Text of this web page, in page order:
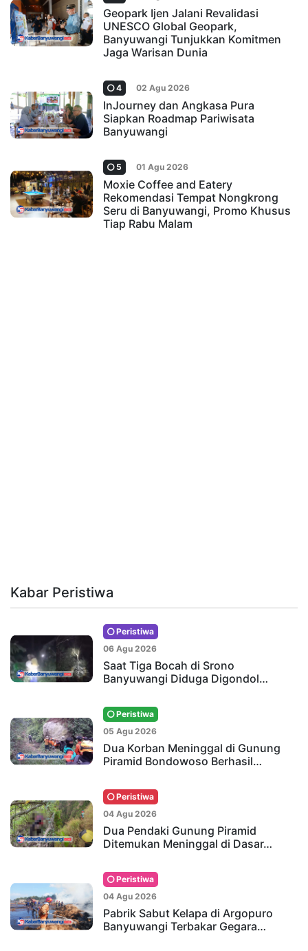
Geopark Ijen Jalani Revalidasi
UNESCO Global Geopark,
Banyuwangi Tunjukkan Komitmen
Jaga Warisan Dunia
4 02 Agu 2026
InJourney dan Angkasa Pura
Siapkan Roadmap Pariwisata
Banyuwangi
5 01 Agu 2026
Moxie Coffee and Eatery
Rekomendasi Tempat Nongkrong
Seru di Banyuwangi, Promo Khusus
Tiap Rabu Malam
Kabar Peristiwa
Peristiwa
06 Agu 2026
Saat Tiga Bocah di Srono
Banyuwangi Diduga Digondol…
Peristiwa
05 Agu 2026
Dua Korban Meninggal di Gunung
Piramid Bondowoso Berhasil…
Peristiwa
04 Agu 2026
Dua Pendaki Gunung Piramid
Ditemukan Meninggal di Dasar…
Peristiwa
04 Agu 2026
Pabrik Sabut Kelapa di Argopuro
Banyuwangi Terbakar Gegara…